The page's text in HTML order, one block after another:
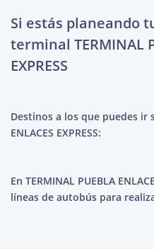
Si estás planeando
terminal TERMINAL
EXPRESS
Destinos a los que puedes ir
ENLACES EXPRESS:
En TERMINAL PUEBLA
líneas de autobús para